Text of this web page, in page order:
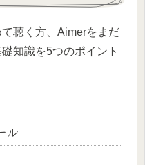
聴く方、Aimerをまだ
知識を5つのポイント
ル